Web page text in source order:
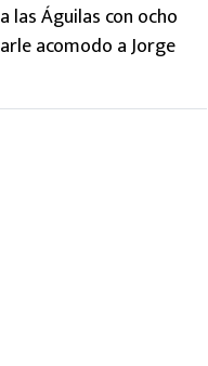
las Águilas con ocho
acomodo a Jorge